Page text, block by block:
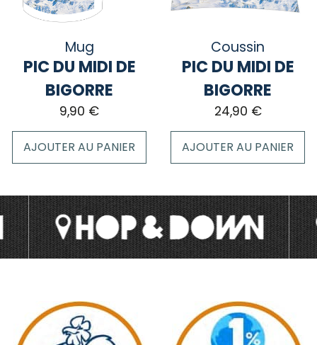
être
choisies
page
Mug
PIC DU MIDI DE
BIGORRE
9,90 €
AJOUTER AU PANIER
Coussin
PIC DU MIDI DE
BIGORRE
24,90 €
AJOUTER AU PANIER